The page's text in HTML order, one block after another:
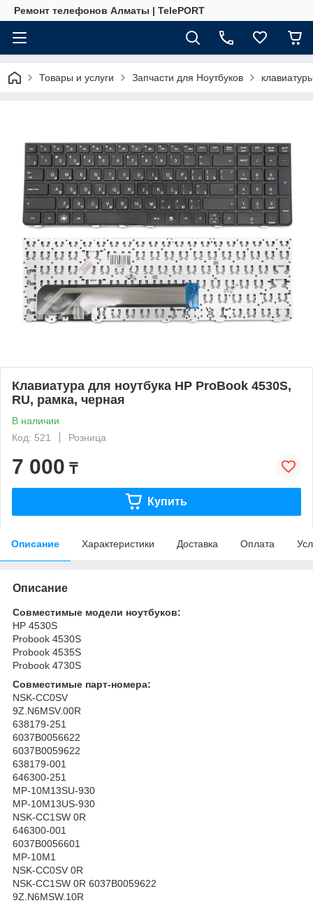
Ремонт телефонов Алматы | TelePORT
Товары и услуги Запчасти для Ноутбуков
Клавиатура для ноутбука HP ProBook 4530S,
RU, рамка, черная
В наличии
Код: 521
Розница
7 000 ₸
Купить
Описание Характеристики Доставка Оплата
Описание
Совместимые модели ноутбуков:
HP 4530S
Probook 4530S
Probook 4535S
Probook 4730S
Совместимые парт-номера:
NSK-CC0SV
9Z.N6MSV.00R
638179-251
6037B0056622
6037B0059622
638179-001
646300-251
MP-10M13SU-930
MP-10M13US-930
NSK-CC1SW 0R
646300-001
6037B0056601
MP-10M1
NSK-CC0SV 0R
NSK-CC1SW 0R 6037B0059622
9Z.N6MSW.10R